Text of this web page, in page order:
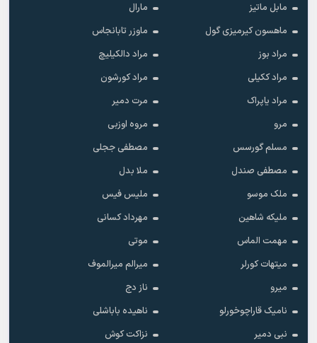
مابل ماتیز
مارال
ماهسون کیرمیزی گول
ماوزر تابانجاس
مراد بوز
مراد دالکیلیچ
مراد ککیلی
مراد کورشون
مراد یاپراک
مرت دمیر
مرو
مروه اوزبی
مسلم گورسس
مصطفی ججلی
مصطفی صندل
ملا بدل
ملک موسو
ملیس فیس
ملیکه شاهین
مهرداد کسانی
مهمت الماس
موتی
میتهات کورلر
میرالم میرالموف
میرو
ناز دج
نامیک قاراچوخورلو
ناهیده باباشلی
نبی دمیر
نزاکت کوش